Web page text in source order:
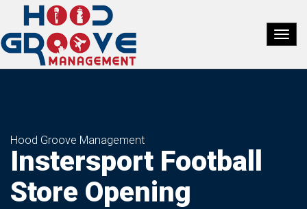
Hood Groove Management
Instersport Football
Store Opening